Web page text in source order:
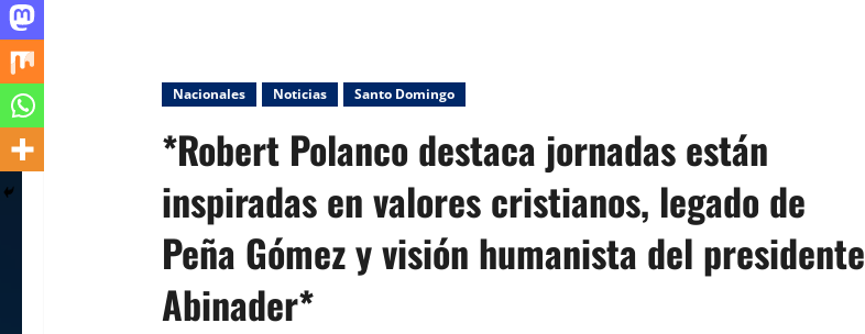
Nacionales Noticias Santo Domingo
*Robert Polanco destaca jornadas están
inspiradas en valores cristianos, legado de
Peña Gómez y visión humanista del presidente
Abinader*